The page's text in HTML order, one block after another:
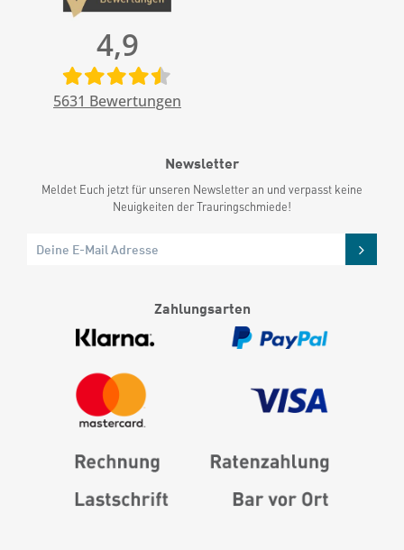
4,9
5631 Bewertungen
Newsletter
Meldet Euch jetzt für unseren Newsletter an und verpasst keine
Neuigkeiten der Trauringschmiede!
Zahlungsarten